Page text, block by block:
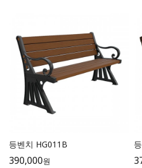
등벤치 HG011B
390,000원